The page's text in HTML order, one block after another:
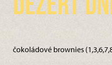
čokoládové brownies